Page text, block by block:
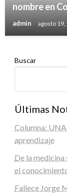
nombre en
admin agosto 19,
Buscar
Últimas
Columna:
aprendizaje
De la
el
Fallece Jorge